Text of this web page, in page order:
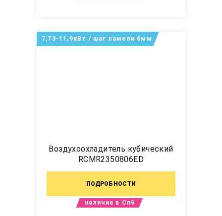
Воздухоохладитель кубический
RCMR2350806ED
ПОДРОБНОСТИ
7,73-11,9кВт / шаг ламели 6мм
наличие в Спб